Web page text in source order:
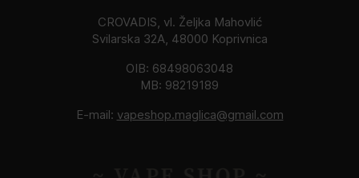
CROVADIS, vl. Željka Mahovlić
Svilarska 32A, 48000 Koprivnica
OIB: 68498063048
MB: 98219189
E-mail: vapeshop.maglica@gmail.com